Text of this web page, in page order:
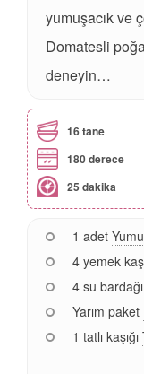
yumuşacık ve
Domatesli
deneyin…
16 tane
180 derece
25 dakika
1 adet
4 yemek
4 su bardağı
Yarım paket
1 tatlı kaşığı